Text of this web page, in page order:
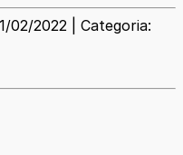
02/2022 | Categoria: